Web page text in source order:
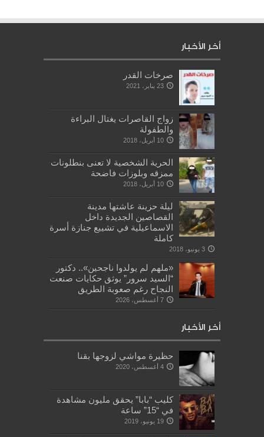
أخر الأخبار
صرخات القدر
23 يناير، 2021
زواج القاصرات يغتال البراءة
والطفولة
10 أبريل، 2018
الحرية الشخصية لا تعنى بنطلونات
ممزقه وبلوزات فاضحة
10 أبريل، 2018
ليلة حزينة عاشتها مدينة
القصاصين الجديدة داخل
الاسماعيلية في تشييع جنازة أسرة
كاملة
3 يونيو، 2018
«ملهم لم يولدوا ناجحين».. دكتور
“السيد سرور” يوثق حكايات صنعت
النجاح رغم صعوبة الطريق
7 أغسطس، 2026
أخر الأخبار
حظيرة مواشي لزوجها بقنا
4 أغسطس، 2020
كليب “بابا” يحقق مليون مشاهدة
في “15” ساعة
19 يونيو، 2019